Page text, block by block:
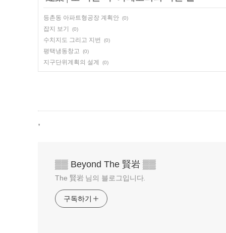
등촌동 아파트형공장 계획안 (0)
잡지 보기 (0)
수치지도 그리고 지번 (0)
평택냉동창고 (0)
지구단위계획의 설계 (0)
,
▒▒ Beyond The 賢岩 ▒▒
The 賢岩 님의 블로그입니다.
구독하기